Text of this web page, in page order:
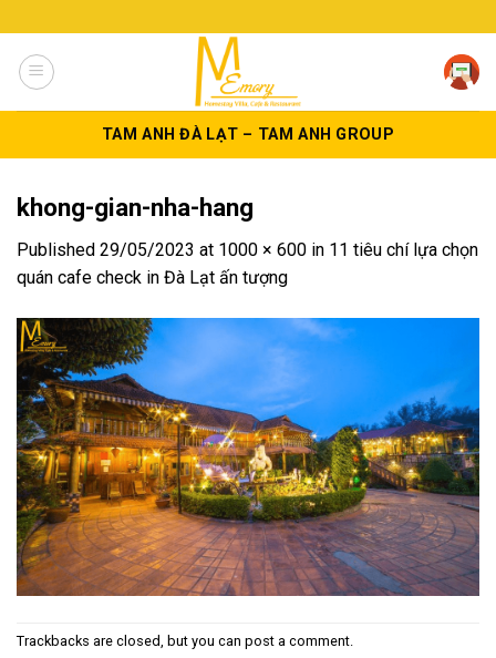
to
content
TAM ANH ĐÀ LẠT – TAM ANH GROUP
khong-gian-nha-hang
Published 29/05/2023 at 1000 × 600 in 11 tiêu chí lựa chọn
quán cafe check in Đà Lạt ấn tượng
Trackbacks are closed, but you can post a comment.